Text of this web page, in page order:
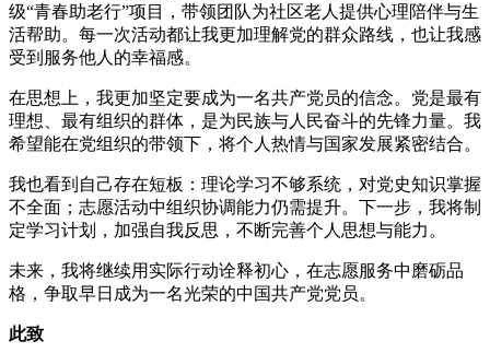
级“青春助老行”项目，带领团队为社区老人提供心理陪伴与生
活帮助。每一次活动都让我更加理解党的群众路线，也让我感
受到服务他人的幸福感。
在思想上，我更加坚定要成为一名共产党员的信念。党是最有
理想、最有组织的群体，是为民族与人民奋斗的先锋力量。我
希望能在党组织的带领下，将个人热情与国家发展紧密结合。
我也看到自己存在短板：理论学习不够系统，对党史知识掌握
不全面；志愿活动中组织协调能力仍需提升。下一步，我将制
定学习计划，加强自我反思，不断完善个人思想与能力。
未来，我将继续用实际行动诠释初心，在志愿服务中磨砺品
格，争取早日成为一名光荣的中国共产党党员。
此致